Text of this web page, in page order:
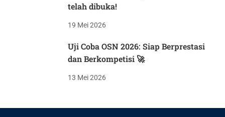
telah dibuka!
19 Mei 2026
Uji Coba OSN 2026: Siap Berprestasi
dan Berkompetisi 🚀
13 Mei 2026